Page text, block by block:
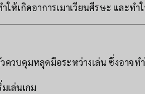
ให้เกิดอาการเมาเวียนศีรษะ และท
ควบคุมหลุดมือระหว่างเล่น ซึ่งอาจท
เล่นเกม